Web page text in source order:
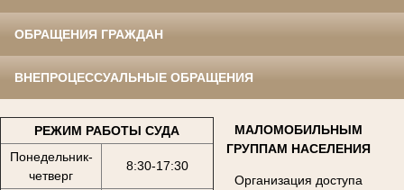
ОБРАЩЕНИЯ ГРАЖДАН
ВНЕПРОЦЕССУАЛЬНЫЕ ОБРАЩЕНИЯ
РЕЖИМ РАБОТЫ СУДА
Понедельник-
четверг
8:30-17:30
МАЛОМОБИЛЬНЫМ
ГРУППАМ НАСЕЛЕНИЯ
Организация доступа